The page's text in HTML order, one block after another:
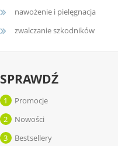
nawożenie i pielęgnacja
zwalczanie szkodników
SPRAWDŹ
Promocje
1
Nowości
2
Bestsellery
3